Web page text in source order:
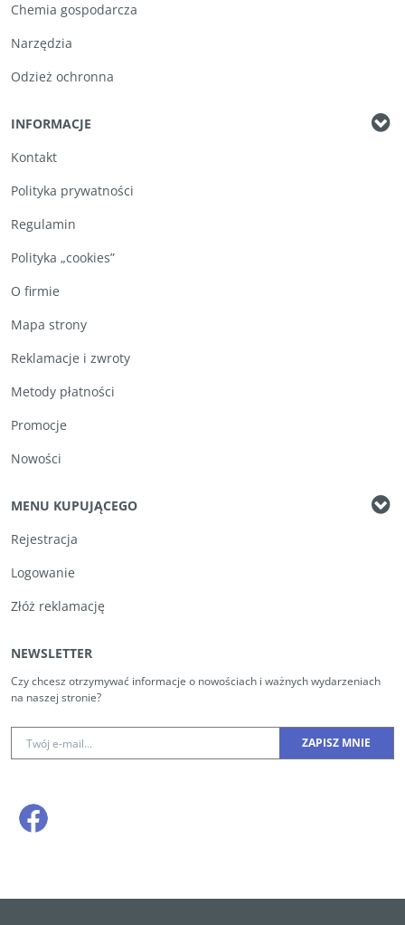
Chemia gospodarcza
Narzędzia
Odzież ochronna
INFORMACJE
Kontakt
Polityka prywatności
Regulamin
Polityka „cookies”
O firmie
Mapa strony
Reklamacje i zwroty
Metody płatności
Promocje
Nowości
MENU KUPUJĄCEGO
Rejestracja
Logowanie
Złóż reklamację
NEWSLETTER
Czy chcesz otrzymywać informacje o nowościach i ważnych wydarzeniach
na naszej stronie?